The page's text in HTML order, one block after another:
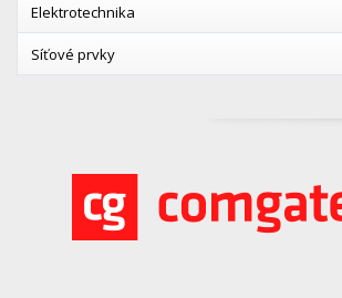
Elektrotechnika
Síťové prvky